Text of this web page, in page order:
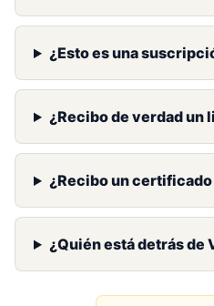
¿Esto es una
¿Recibo de verdad un
¿Recibo un
¿Quién está detrás de